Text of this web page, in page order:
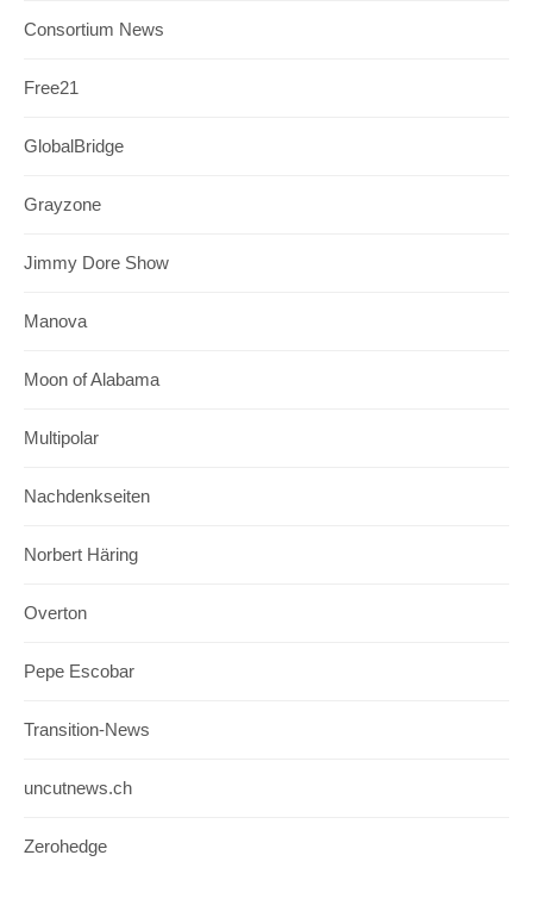
Consortium News
Free21
GlobalBridge
Grayzone
Jimmy Dore Show
Manova
Moon of Alabama
Multipolar
Nachdenkseiten
Norbert Häring
Overton
Pepe Escobar
Transition-News
uncutnews.ch
Zerohedge